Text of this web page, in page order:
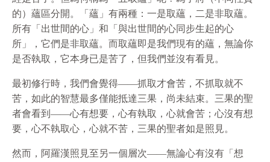
的）蘊區分開。「蘊」有兩種：一是取蘊，二是非取蘊。
所有「出世間的心」和「與出世間的心同步生起的心
所」，它們是非取蘊。而取蘊即是我們現有的蘊，無論你
是否執取，它本身已是苦了，但我們並沒有看見。
最初修行時，我們會覺得——抓取才會苦，不抓取就不
苦，如此的智慧最多僅能抵達三果，尚未結束。三果的聖
者會看到——心有想要，心有執取，心就會苦；心沒有想
要，心不執取心，心就不苦，三果的聖者如是照見。
然而，阿羅漢照見至另一個層次——無論心有沒有「想